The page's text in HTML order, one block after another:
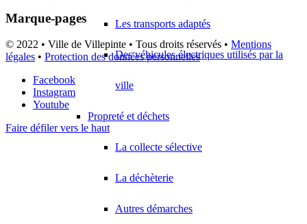
Les transports adaptés
Des véhicules électriques utilisés par la
ville
Propreté et déchets
La collecte sélective
La déchèterie
Autres démarches
Marque-pages
© 2022 • Ville de Villepinte • Tous droits réservés • Mentions
légales • Protection des données personnelles
Facebook
Instagram
Youtube
Faire défiler vers le haut